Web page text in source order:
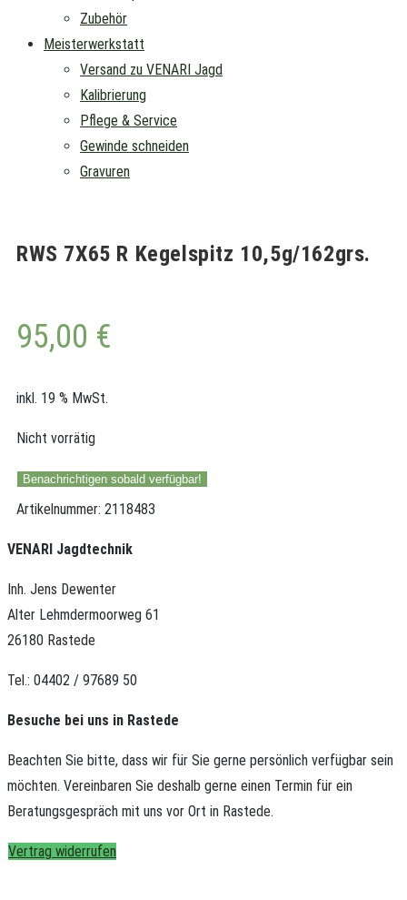
Zubehör
Meisterwerkstatt
Versand zu VENARI Jagd
Kalibrierung
Pflege & Service
Gewinde schneiden
Gravuren
RWS 7X65 R Kegelspitz 10,5g/162grs.
95,00 €
inkl. 19 % MwSt.
Nicht vorrätig
Benachrichtigen sobald verfügbar!
Artikelnummer: 2118483
VENARI Jagdtechnik
Inh. Jens Dewenter
Alter Lehmdermoorweg 61
26180 Rastede
Tel.: 04402 / 97689 50
Besuche bei uns in Rastede
Beachten Sie bitte, dass wir für Sie gerne persönlich verfügbar sein
möchten. Vereinbaren Sie deshalb gerne einen Termin für ein
Beratungsgespräch mit uns vor Ort in Rastede.
Vertrag widerrufen